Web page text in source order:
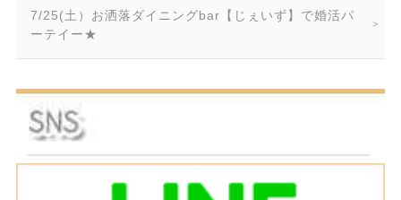
7/25(土）お洒落ダイニングbar【じぇいず】で婚活パ
ーテイー★